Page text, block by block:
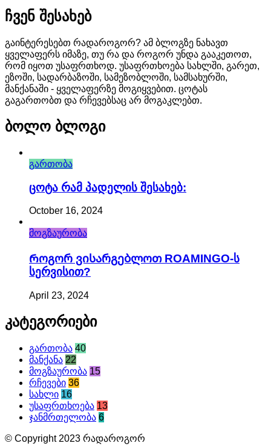
Ჩვენ Შესახებ
გაინტერესებთ რადაროგორ? ამ ბლოგზე ნახავთ
ყველაფერს იმაზე, თუ რა და როგორ უნდა გააკეთოთ,
რომ იყოთ უსაფრთხოდ. უსაფრთხოება სახლში, გარეთ,
ეზოში, სადარბაზოში, სამეზობლოში, სამსახურში,
მანქანაში - ყველაფერზე მოგიყვებით. ცოტას
გაგართობთ და რჩევებსაც არ მოგაკლებთ.
Ბოლო Ბლოგი
გართობა
Ცოტა Რამ Პადელის Შესახებ:
October 16, 2024
მოგზაურობა
Როგორ Ვისარგებლოთ ROAMINGO-Ს
Სერვისით?
April 23, 2024
Კატეგორიები
გართობა 40
მანქანა 22
მოგზაურობა 15
რჩევები 36
სახლი 16
უსაფრთხოება 13
ჯანმრთელობა 6
© Copyright 2023 რადაროგორ